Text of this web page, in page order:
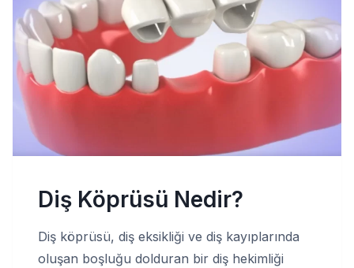
Diş Köprüsü Nedir?
Diş köprüsü, diş eksikliği ve diş kayıplarında
oluşan boşluğu dolduran bir diş hekimliği